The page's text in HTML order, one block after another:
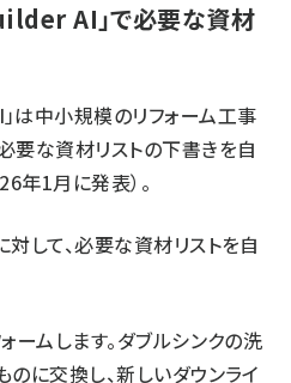
AI」で必要な資材
」は中小規模のリフォーム工事
要な資材リストの下書きを自
年1月に発表）。
して、必要な資材リストを自
ームします。ダブルシンクの洗
に交換し、新しいダウンライ